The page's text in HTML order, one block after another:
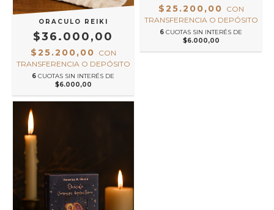
ORACULO REIKI
$36.000,00
$25.200,00 CON
TRANSFERENCIA O DEPÓSITO
6 CUOTAS SIN INTERÉS DE
$6.000,00
$25.200,00 CON
TRANSFERENCIA O DEPÓSITO
6 CUOTAS SIN INTERÉS DE
$6.000,00